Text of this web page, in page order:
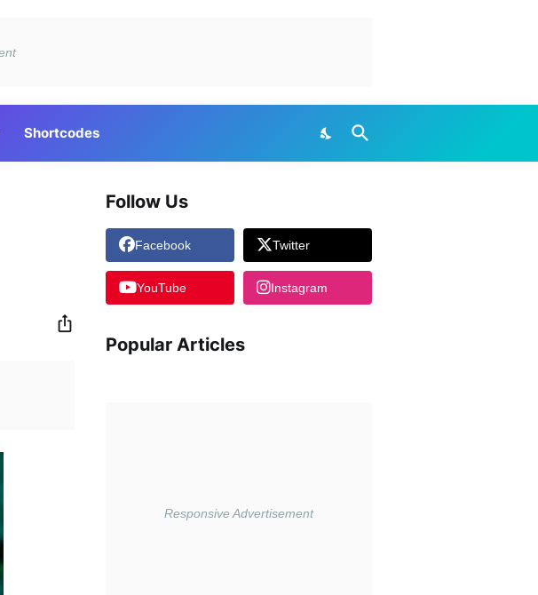
Shortcodes
Follow Us
Facebook Twitter
YouTube Instagram
Popular Articles